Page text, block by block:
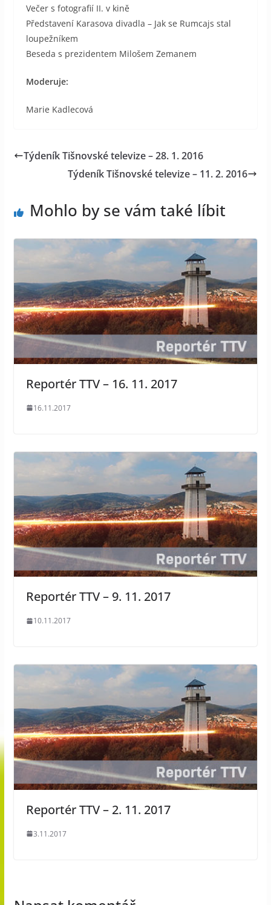
Večer s fotografií II. v kině
Představení Karasova divadla – Jak se Rumcajs stal
loupežníkem
Beseda s prezidentem Milošem Zemanem
Moderuje:
Marie Kadlecová
Týdeník Tišnovské televize – 28. 1. 2016
Týdeník Tišnovské televize – 11. 2. 2016
Mohlo by se vám také líbit
Reportér TTV – 16. 11. 2017
16.11.2017
Reportér TTV – 9. 11. 2017
10.11.2017
Reportér TTV – 2. 11. 2017
3.11.2017